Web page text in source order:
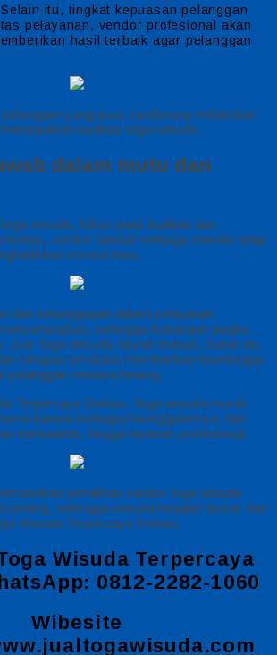
Selain itu, tingkat kepuasan pelanggan
pelayanan, vendor profesional akan
hasil terbaik agar pelanggan
yang puas cenderung melakukan
kualitas toga wisuda.
dalam mutu dan
wisuda, fokus pada kualitas dan
vendor handal menjaga standar tetap
inovasi baru.
dan ketanggapan dalam pelayanan
sehingga hubungan jangka
Jual Toga Wisuda Murah Bekasi, Selain itu,
tahapan produksi memberikan keuntungan
pelanggan merasa tenang.
Terpercaya Bekasi, Toga wisuda murah
karena berbagai keunggulannya, dari
berkualitas, hingga layanan profesional.
pemilihan vendor toga wisuda
penting, sehingga wisuda berjalan lancar dan
Wisuda Terpercaya Bekasi,
Wisuda Terpercaya
0812-2282-1060
Wibesite